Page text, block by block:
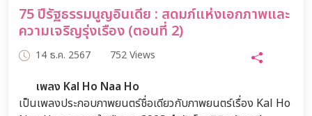
75 ปีรัฐธรรมนูญอินเดีย : สดมภ์แห่งเอกภาพและ
ความเจริญรุ่งเรือง (ตอนที่ 2)
14 ธ.ค. 2567 752 Views
เพลง Kal Ho Naa Ho
เป็นเพลงประกอบภาพยนตร์ชื่อเดียวกับภาพยนตร์เรื่อง Kal Ho